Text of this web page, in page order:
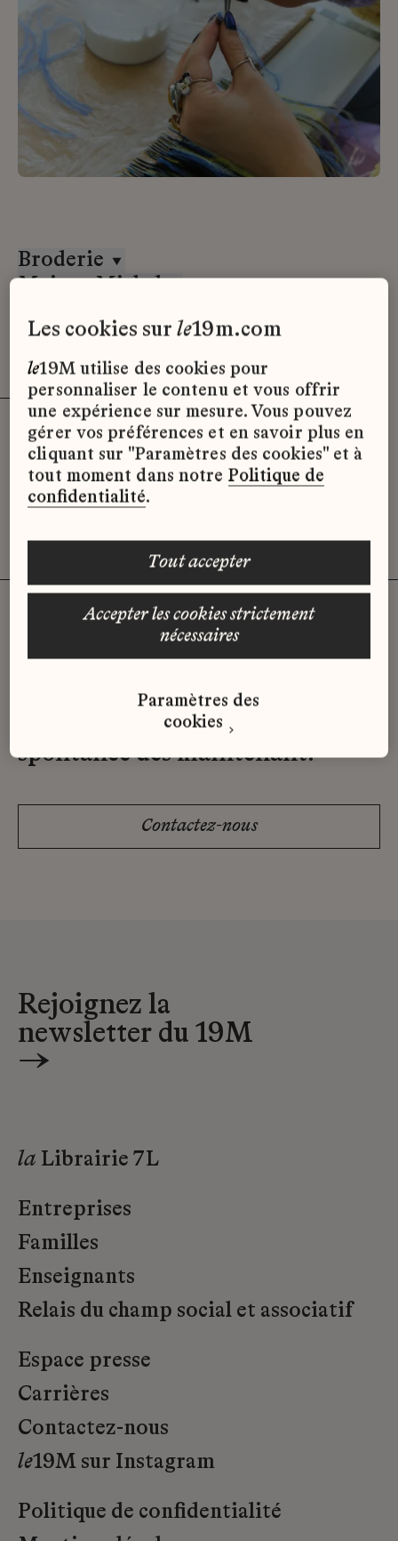
Broderie
Maison Michel
Désolé, il semble qu’il n’y ait pas
d’offres d’emploi disponibles pour le
moment.
Vous n'avez pas trouvé d'offre
qui correspond à votre profil ?
Envoyez-nous votre candidature
spontanée dès maintenant.
Contactez-nous
Rejoignez la
newsletter du 19M
→
la Librairie 7L
Entreprises
Familles
Enseignants
Relais du champ social et associatif
Espace presse
Carrières
Contactez-nous
le19M sur Instagram
Politique de confidentialité
les cookies surle19m.com
le19M utilise des cookies pour
personnaliser le contenu et vous offrir
une expérience sur mesure. Vous pouvez
gérer vos préférences et en savoir plus en
cliquant sur "Paramètres des cookies" et à
tout moment dans notre Politique de
confidentialité.
accepter les cookies strictement
nécessaires
tout accepter
Paramètres des
cookies